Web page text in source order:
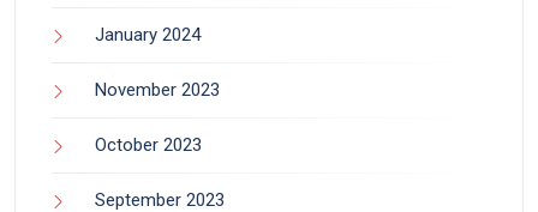
January 2024
November 2023
October 2023
September 2023